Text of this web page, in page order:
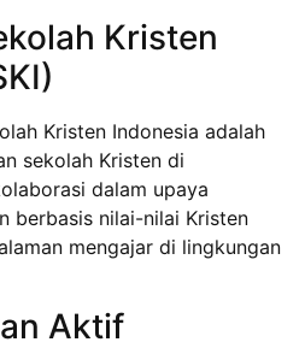
Kristen
Kristen Indonesia adalah
sekolah Kristen di
dalam upaya
berbasis nilai-nilai Kristen
mengajar di lingkungan
Aktif